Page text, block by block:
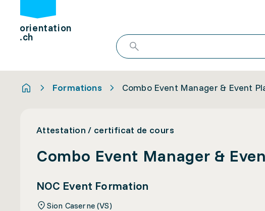
orientation
.ch
Formations Combo Event Manager & Event
Attestation / certificat de cours
Combo Event Manager &
NOC Event Formation
Sion Caserne (VS)